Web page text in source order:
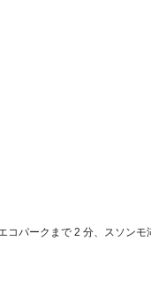
パークまで 2 分、スソン